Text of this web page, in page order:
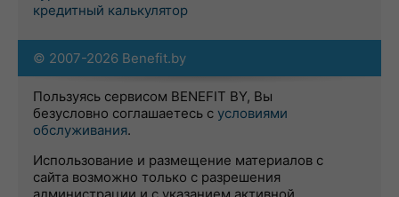
кредитный калькулятор
© 2007-2026 Benefit.by
Пользуясь сервисом BENEFIT BY, Вы
безусловно соглашаетесь с условиями
обслуживания.
Использование и размещение материалов с
сайта возможно только с разрешения